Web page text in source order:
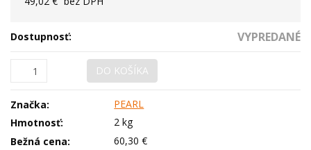
Dostupnosť: VYPREDANÉ
DO KOŠÍKA
Značka:
PEARL
Hmotnosť:
2 kg
Bežná cena:
60,30 €